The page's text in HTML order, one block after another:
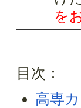
を
目次：
高専